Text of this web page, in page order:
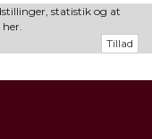
statistik og at
her.
Tillad